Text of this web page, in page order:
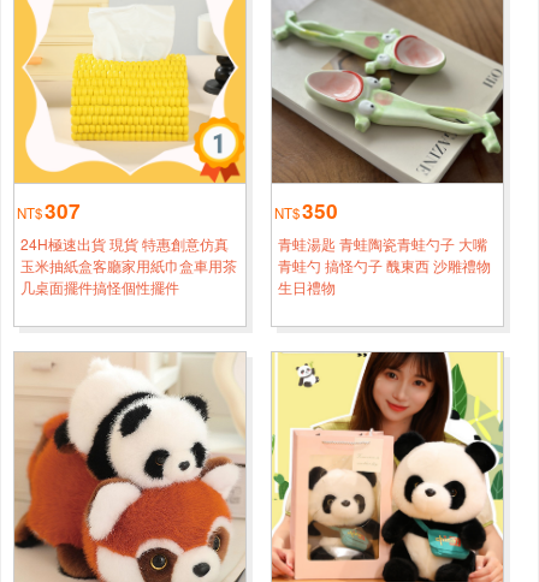
楊*[0960****9079]
4小時鐘前
熊貓30厘米變身小熊貓含尾巴35厘米
桃園
鄭*[0918****9673]
熊貓20厘米變身小熊貓含尾巴25厘米
謝*[0978****8718]
4小時鐘前
熊貓30厘米變身小熊貓含尾巴35厘米
黄*[0918****6891]
2小時鐘前
熊貓20厘米變身小熊貓含尾巴25厘米
臺北
方*[0933****3440]
4小時鐘前
熊貓30厘米變身小熊貓含尾巴35厘米
謝*[0968****6776]
NT$307
24H極速出貨 現貨 特惠創意仿真
玉米抽紙盒客廳家用紙巾盒車用茶
几桌面擺件搞怪個性擺件
NT$350
青蛙湯匙 青蛙陶瓷青蛙勺子 大嘴
青蛙勺 搞怪勺子 醜東西 沙雕禮物
生日禮物